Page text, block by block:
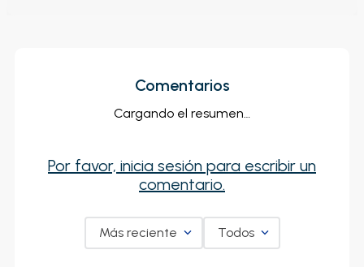
Comentarios
Cargando el resumen…
Por favor, inicia sesión para escribir un
comentario.
Más reciente Todos